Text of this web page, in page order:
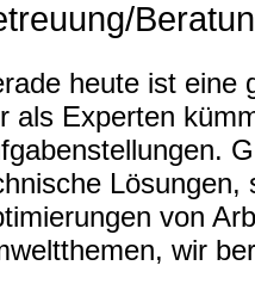
heute ist eine
als Experten
Lösungen,
von
wir